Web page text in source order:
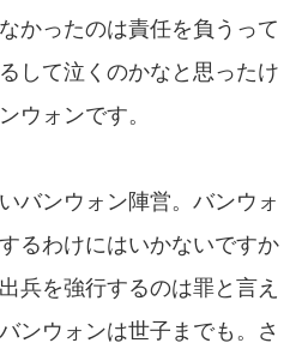
かったのは責任を負うって
して泣くのかなと思ったけ
ウォンです。
バンウォン陣営。バンウォ
るわけにはいかないですか
兵を強行するのは罪と言え
ンウォンは世子までも。さ